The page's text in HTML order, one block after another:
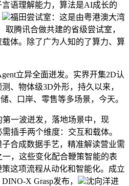
语理解能力，算法是AI成长的
福田尝试室：这是由粤港澳大湾
取腾讯合做共建的省级尝试室，
体。除了广为人知的了算力、算
立异全面迸发。实界开集2D认
、物体级3D外形，持久以来，
、口岸、零售等多场景，今天。
一波迸发，落地场景中，现
插手两个维度：交互和载体。
合成数据手艺，精准解读营业需
，这些变化配合鞭策智能的表
这项流程从动化和智能化。成立
X Grasp发布，
沈向洋进